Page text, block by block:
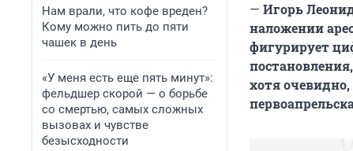
Нам врали, что кофе вреден?
Кому можно пить до пяти
чашек в день
«У меня есть еще пять минут»:
фельдшер скорой — о борьбе
со смертью, самых сложных
вызовах и чувстве
безысходности
— Игорь
наложении
фигурирует
хотя